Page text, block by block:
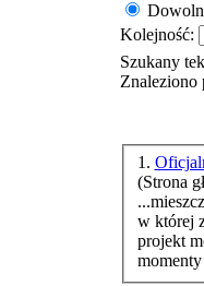
Kolejność:
Szukany
1.
(Strona
w której
projekt